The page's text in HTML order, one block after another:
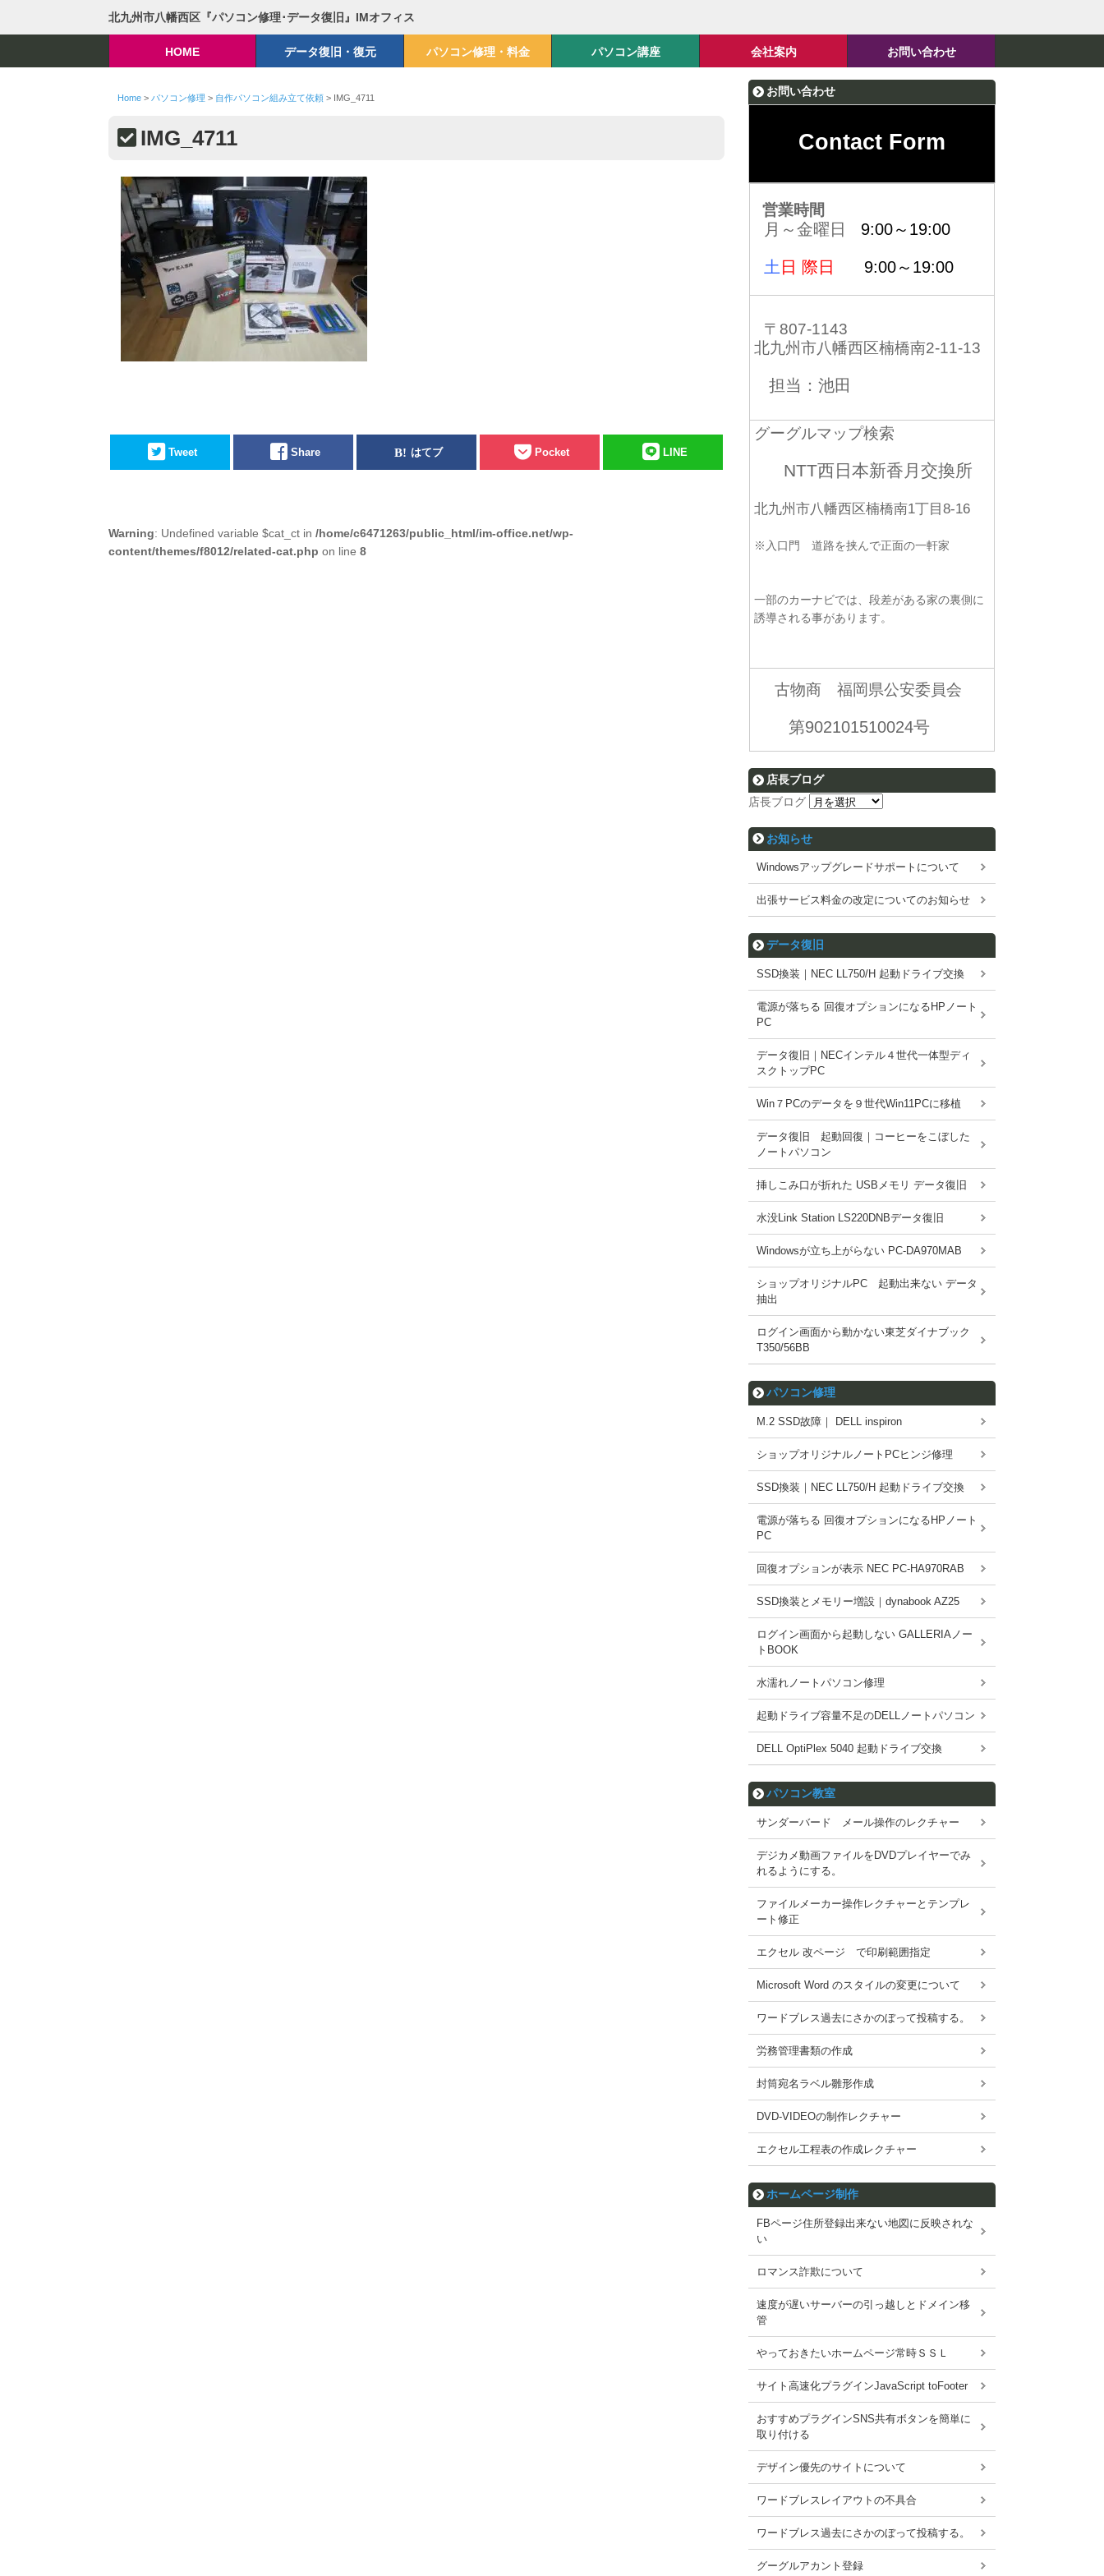
北九州市八幡西区『パソコン修理･データ復旧』IMオフィス
HOME データ復旧・復元 パソコン修理・料金 パソコン講座 会社案内 お問い合わせ
Home> パソコン修理 > 自作パソコン組み立て依頼> IMG_4711
IMG_4711
Tweet Share はてブ Pocket LINE
Warning: Undefined variable $cat_ct in /home/c6471263/public_html/im-office.net/wp-
content/themes/f8012/related-cat.php on line 8
お問い合わせ
Contact Form
営業時間
月～金曜日 9:00～19:00
土 日 際日 9:00～19:00
〒807-1143
北九州市八幡西区楠橋南2-11-13
担当：池田
グーグルマップ検索
NTT西日本新香月交換所
北九州市八幡西区楠橋南1丁目8-16
※入口門 道路を挟んで正面の一軒家
一部のカーナビでは、段差がある家の裏側に
誘導される事があります。
古物商 福岡県公安委員会
第902101510024号
店長ブログ
店長ブログ
お知らせ
Windowsアップグレードサポートについて
出張サービス料金の改定についてのお知らせ
データ復旧
SSD換装｜NEC LL750/H 起動ドライブ交換
電源が落ちる 回復オプションになるHPノート
PC
データ復旧｜NECインテル４世代一体型ディ
スクトップPC
Win７PCのデータを９世代Win11PCに移植
データ復旧 起動回復｜コーヒーをこぼした
ノートパソコン
挿しこみ口が折れた USBメモリ データ復旧
水没Link Station LS220DNBデータ復旧
Windowsが立ち上がらない PC-DA970MAB
ショップオリジナルPC 起動出来ない データ
抽出
ログイン画面から動かない東芝ダイナブック
T350/56BB
パソコン修理
M.2 SSD故障｜ DELL inspiron
ショップオリジナルノートPCヒンジ修理
SSD換装｜NEC LL750/H 起動ドライブ交換
電源が落ちる 回復オプションになるHPノート
PC
回復オプションが表示 NEC PC-HA970RAB
SSD換装とメモリー増設｜dynabook AZ25
ログイン画面から起動しない GALLERIAノー
トBOOK
水濡れノートパソコン修理
起動ドライブ容量不足のDELLノートパソコン
DELL OptiPlex 5040 起動ドライブ交換
パソコン教室
サンダーバード メール操作のレクチャー
デジカメ動画ファイルをDVDプレイヤーでみ
れるようにする。
ファイルメーカー操作レクチャーとテンプレ
ート修正
エクセル 改ページ で印刷範囲指定
Microsoft Word のスタイルの変更について
ワードブレス過去にさかのぼって投稿する。
労務管理書類の作成
封筒宛名ラベル雛形作成
DVD-VIDEOの制作レクチャー
エクセル工程表の作成レクチャー
ホームページ制作
FBページ住所登録出来ない地図に反映されな
い
ロマンス詐欺について
速度が遅いサーバーの引っ越しとドメイン移
管
やっておきたいホームページ常時ＳＳＬ
サイト高速化プラグインJavaScript toFooter
おすすめプラグインSNS共有ボタンを簡単に
取り付ける
デザイン優先のサイトについて
ワードブレスレイアウトの不具合
ワードブレス過去にさかのぼって投稿する。
グーグルアカント登録